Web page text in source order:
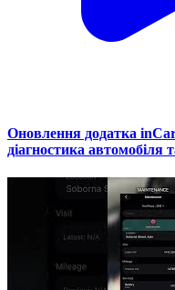
Оновлення додатка
діагностика автомобіля